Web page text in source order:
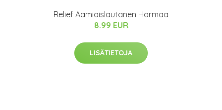
Relief Aamiaislautanen Harmaa
8.99 EUR
LISÄTIETOJA